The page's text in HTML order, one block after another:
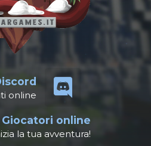
online
online
la tua avventura!